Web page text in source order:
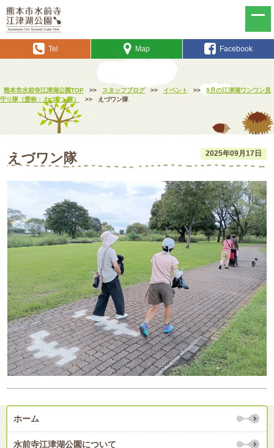
Tel Map Facebook
熊本市水前寺江津湖公園TOP >> スタッフブログ >> イベント >>
9月の江津湖ワンワン見
守り隊（愛称：えづワン隊）
>> えづワン隊
2025年09月17日
えづワン隊
ホーム
水前寺江津湖公園について